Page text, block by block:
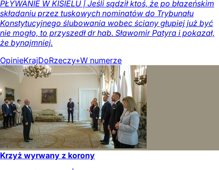
PŁYWANIE W KISIELU | Jeśli sądził ktoś, że po błazeńskim
składaniu przez tuskowych nominatów do Trybunału
Konstytucyjnego ślubowania wobec ściany głupiej już być
nie mogło, to przyszedł dr hab. Sławomir Patyra i pokazał,
że bynajmniej.
OpinieKrajDoRzeczy+W numerze
Krzyż wyrwany z korony